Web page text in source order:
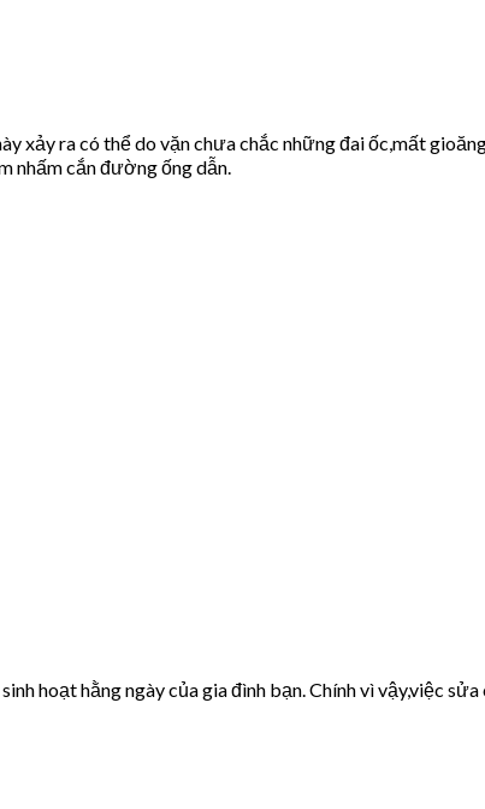
ra có thể do vặn chưa chắc những đai ốc,mất
nhấm cắn đường ống dẫn.
hoạt hằng ngày của gia đình bạn. Chính vì vậy,việc